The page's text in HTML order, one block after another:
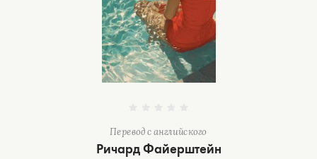
Перевод с английского
Ричард Файерштейн